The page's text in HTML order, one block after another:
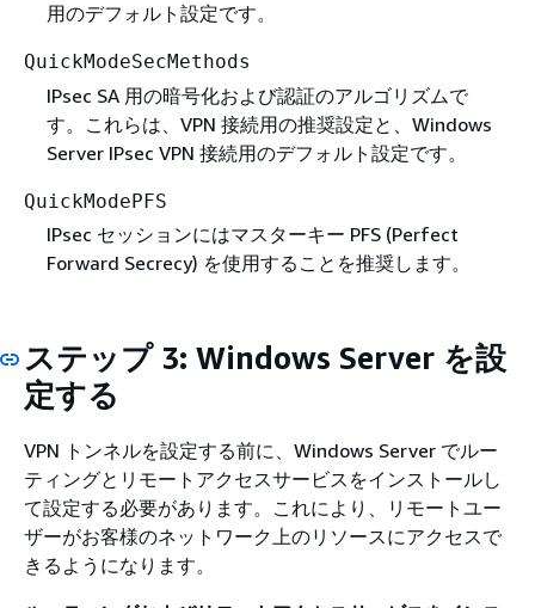
用のデフォルト設定です。
QuickModeSecMethods
IPsec SA 用の暗号化および認証のアルゴリズムで
す。これらは、VPN 接続用の推奨設定と、Windows
Server IPsec VPN 接続用のデフォルト設定です。
QuickModePFS
IPsec セッションにはマスターキー PFS (Perfect
Forward Secrecy) を使用することを推奨します。
ステップ 3: Windows Server を設
定する
VPN トンネルを設定する前に、Windows Server でルー
ティングとリモートアクセスサービスをインストールし
て設定する必要があります。これにより、リモートユー
ザーがお客様のネットワーク上のリソースにアクセスで
きるようになります。